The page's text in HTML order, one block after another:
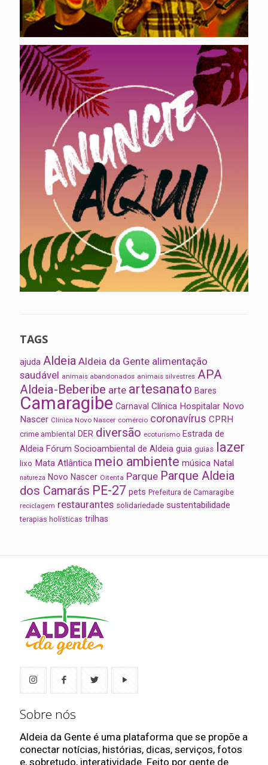
TAGS
ajuda Aldeia Aldeia da Gente alimentação
saudável animais abandonados animais silvestres APA
Aldeia-Beberibe arte artesanato Bares
Camaragibe Carnaval Clínica Hospitalar Novo
Nascer Clínica Novo Nascer comércio coronavírus CPRH
crime ambiental DER diversão ecoturismo Estrada de
Aldeia Fórum Socioambiental de Aldeia guia guias lazer
lixo Mata Atlântica meio ambiente música Natal
natureza Novo Nascer Oitenta Parque Parque Aldeia
dos Camarás PE-27 pets Prefeitura de Camaragibe
reciclagem restaurantes solidariedade sustentabilidade
terapias holísticas trilhas
Sobre nós
Aldeia da Gente é uma plataforma que se propõe a
conectar notícias, histórias, dicas, serviços, fotos
e, sobretudo, interatividade. Feito por gente de